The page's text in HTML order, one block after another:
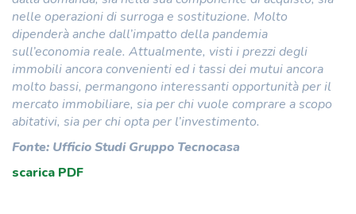
nelle operazioni di surroga e sostituzione. Molto
dipenderà anche dall’impatto della pandemia
sull’economia reale. Attualmente, visti i prezzi degli
immobili ancora convenienti ed i tassi dei mutui ancora
molto bassi, permangono interessanti opportunità per il
mercato immobiliare, sia per chi vuole comprare a scopo
abitativi, sia per chi opta per l’investimento.
Fonte: Ufficio Studi Gruppo Tecnocasa
scarica PDF